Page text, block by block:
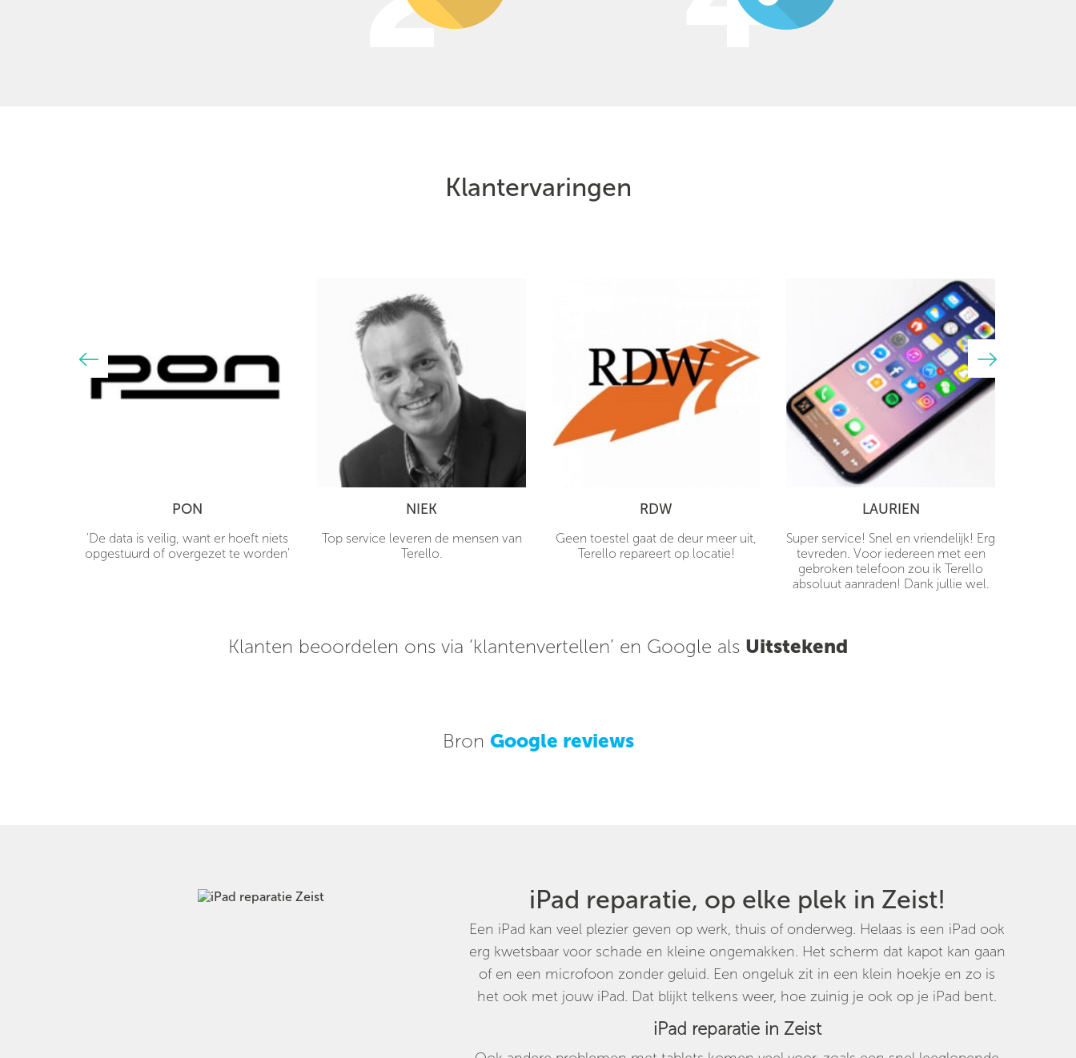
Klantervaringen
PON
'De data is veilig, want er hoeft niets
opgestuurd of overgezet te worden'
NIEK
Top service leveren de mensen van
Terello.
RDW
Geen toestel gaat de deur meer uit,
Terello repareert op locatie!
LAURIEN
Super service! Snel en vriendelijk! Erg
tevreden. Voor iedereen met een
gebroken telefoon zou ik Terello
absoluut aanraden! Dank jullie wel.
Klanten beoordelen ons via ‘klantenvertellen’ en Google als Uitstekend
Bron Google reviews
iPad reparatie, op elke plek in Zeist!
Een iPad kan veel plezier geven op werk, thuis of onderweg. Helaas is een iPad ook
erg kwetsbaar voor schade en kleine ongemakken. Het scherm dat kapot kan gaan
of en een microfoon zonder geluid. Een ongeluk zit in een klein hoekje en zo is
het ook met jouw iPad. Dat blijkt telkens weer, hoe zuinig je ook op je iPad bent.
iPad reparatie in Zeist